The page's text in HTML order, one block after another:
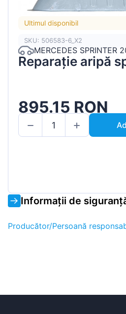
Ultimul disponibil
SKU: 506583-6_X2
MERCEDES SPRINTER
Reparație aripă
895.15 RON
Informații de
Producător/Persoană